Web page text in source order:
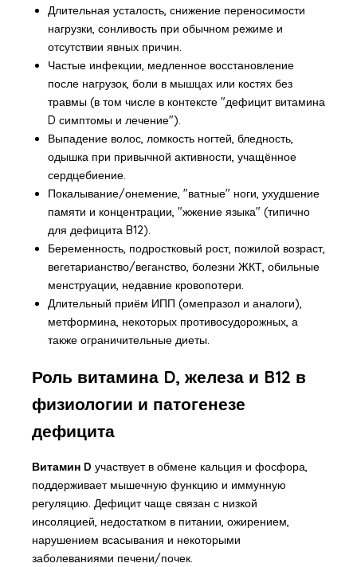
Длительная усталость, снижение переносимости
нагрузки, сонливость при обычном режиме и
отсутствии явных причин.
Частые инфекции, медленное восстановление
после нагрузок, боли в мышцах или костях без
травмы (в том числе в контексте "дефицит витамина
D симптомы и лечение").
Выпадение волос, ломкость ногтей, бледность,
одышка при привычной активности, учащённое
сердцебиение.
Покалывание/онемение, "ватные" ноги, ухудшение
памяти и концентрации, "жжение языка" (типично
для дефицита B12).
Беременность, подростковый рост, пожилой возраст,
вегетарианство/веганство, болезни ЖКТ, обильные
менструации, недавние кровопотери.
Длительный приём ИПП (омепразол и аналоги),
метформина, некоторых противосудорожных, а
также ограничительные диеты.
Роль витамина D, железа и B12 в
физиологии и патогенезе
дефицита
Витамин D участвует в обмене кальция и фосфора,
поддерживает мышечную функцию и иммунную
регуляцию. Дефицит чаще связан с низкой
инсоляцией, недостатком в питании, ожирением,
нарушением всасывания и некоторыми
заболеваниями печени/почек.